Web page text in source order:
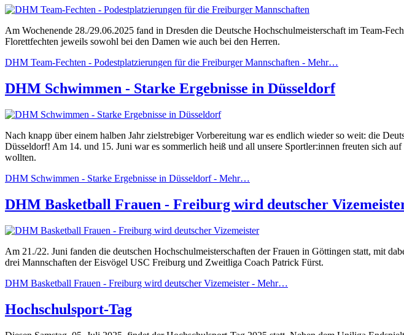
Am Wochenende 28./29.06.2025 fand in Dresden die Deutsche Hochschulmeisterschaft im Team-
Florettfechten jeweils sowohl bei den Damen wie auch bei den Herren.
DHM Team-Fechten - Podestplatzierungen für die Freiburger Mannschaften - Mehr…
DHM Schwimmen - Starke Ergebnisse in Düsseldorf
Nach knapp über einem halben Jahr zielstrebiger Vorbereitung war es endlich wieder so weit: die
Düsseldorf! Am 14. und 15. Juni war es sommerlich heiß und all unsere Sportler:innen freuten sich
wollten.
DHM Schwimmen - Starke Ergebnisse in Düsseldorf - Mehr…
DHM Basketball Frauen - Freiburg wird deutscher
Am 21./22. Juni fanden die deutschen Hochschulmeisterschaften der Frauen in Göttingen statt, mit
drei Mannschaften der Eisvögel USC Freiburg und Zweitliga Coach Patrick Fürst.
DHM Basketball Frauen - Freiburg wird deutscher Vizemeister - Mehr…
Hochschulsport-Tag